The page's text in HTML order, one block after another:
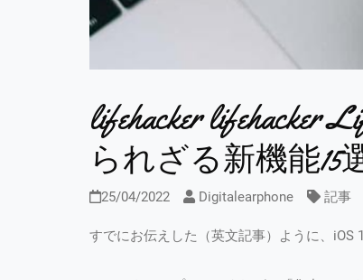
lifehacker lifehacker
られざる新機能15
25/04/2022 Digitalearphone 記事
すでにお伝えした（英文記事）ように、iOS